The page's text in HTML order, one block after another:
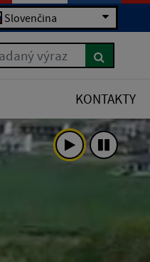
Slovenčina
výraz
KONTAKTY